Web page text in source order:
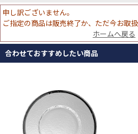
申し訳ございません。
ご指定の商品は販売終了か、ただ今お取
ホームへ戻る
合わせておすすめしたい商品